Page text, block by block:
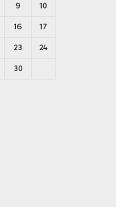
9 10
16 17
23 24
30